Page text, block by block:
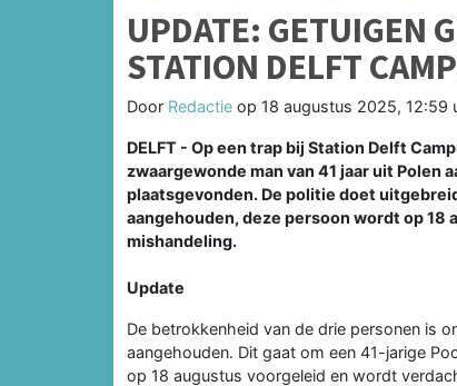
UPDATE: GETUIGEN
STATION DELFT
Door Redactie op 18 augustus 2025, 12:59
DELFT - Op een trap bij Station Delft
zwaargewonde man van 41 jaar uit Polen
plaatsgevonden. De politie doet
aangehouden, deze persoon wordt op
mishandeling.
Update
De betrokkenheid van de drie personen is
aangehouden. Dit gaat om een 41-jarige
op 18 augustus voorgeleid en wordt